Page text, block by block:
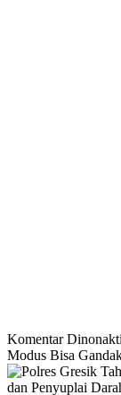
Komentar
Modus Bisa